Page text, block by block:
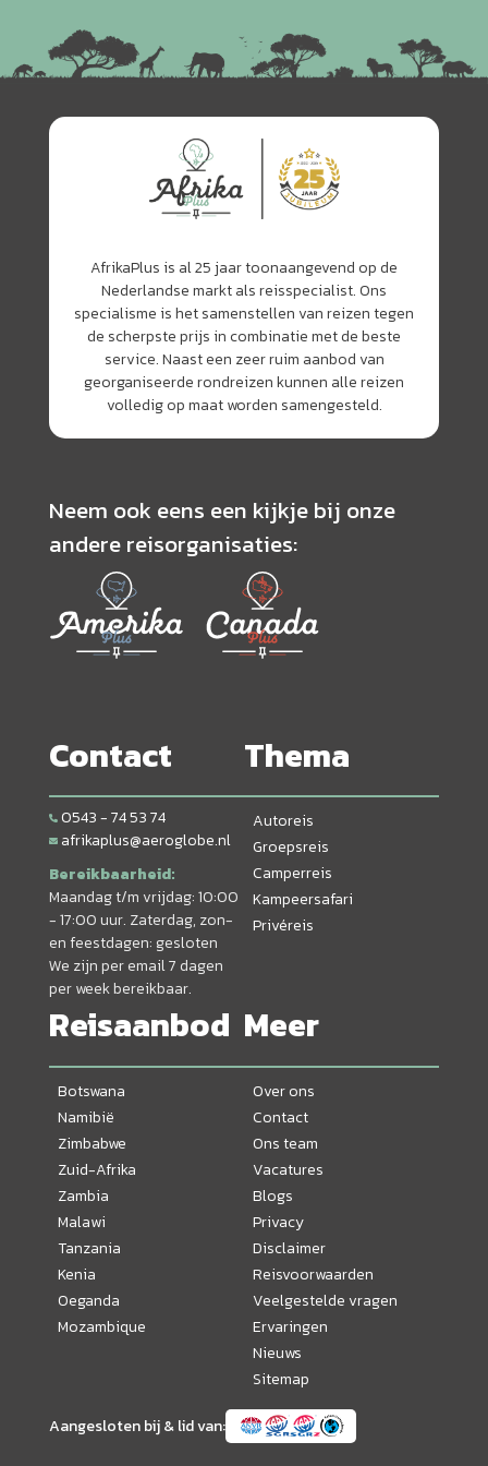
AfrikaPlus is al 25 jaar toonaangevend op de
Nederlandse markt als reisspecialist. Ons
specialisme is het samenstellen van reizen tegen
de scherpste prijs in combinatie met de beste
service. Naast een zeer ruim aanbod van
georganiseerde rondreizen kunnen alle reizen
volledig op maat worden samengesteld.
Neem ook eens een kijkje bij onze
andere reisorganisaties:
Contact
0543 - 74 53 74
afrikaplus@aeroglobe.nl
Bereikbaarheid:
Maandag t/m vrijdag: 10:00
- 17:00 uur. Zaterdag, zon-
en feestdagen: gesloten
We zijn per email 7 dagen
per week bereikbaar.
Thema
Autoreis
Groepsreis
Camperreis
Kampeersafari
Privéreis
Reisaanbod
Botswana
Namibië
Zimbabwe
Zuid-Afrika
Zambia
Malawi
Tanzania
Kenia
Oeganda
Mozambique
Meer
Over ons
Contact
Ons team
Vacatures
Blogs
Privacy
Disclaimer
Reisvoorwaarden
Veelgestelde vragen
Ervaringen
Nieuws
Sitemap
Aangesloten bij & lid van: